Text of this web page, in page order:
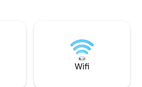
Tunneln La Latina
underteckna ett
gällande
är avsedd för
Wifi